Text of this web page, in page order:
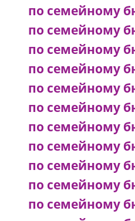
по семейному
по семейному
по семейному
по семейному
по семейному
по семейному
по семейному
по семейному
по семейному
по семейному
по семейному